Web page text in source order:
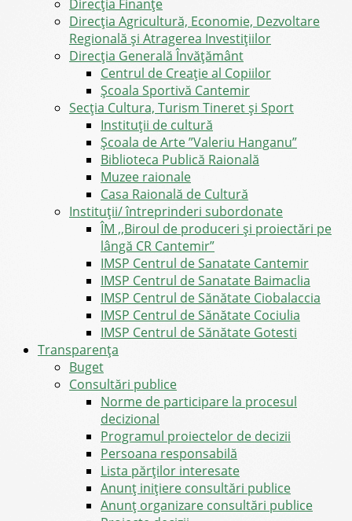
Direcţia Finanţe
Direcția Agricultură, Economie, Dezvoltare
Regională și Atragerea Investițiilor
Direcția Generală Învățământ
Centrul de Creație al Copiilor
Școala Sportivă Cantemir
Secția Cultura, Turism Tineret și Sport
Instituții de cultură
Școala de Arte ”Valeriu Hanganu”
Biblioteca Publică Raională
Muzee raionale
Casa Raională de Cultură
Instituții/ întreprinderi subordonate
ÎM ,,Biroul de produceri și proiectări pe
lângă CR Cantemir”
IMSP Centrul de Sanatate Cantemir
IMSP Centrul de Sanatate Baimaclia
IMSP Centrul de Sănătate Ciobalaccia
IMSP Centrul de Sănătate Cociulia
IMSP Centrul de Sănătate Gotesti
Transparența
Buget
Consultări publice
Norme de participare la procesul
decizional
Programul proiectelor de decizii
Persoana responsabilă
Lista părților interesate
Anunț inițiere consultări publice
Anunț organizare consultări publice